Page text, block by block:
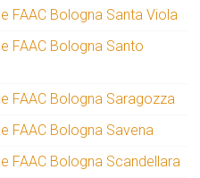
FAAC Bologna Santa Viola
FAAC Bologna Santo
FAAC Bologna Saragozza
FAAC Bologna Savena
FAAC Bologna Scandellara